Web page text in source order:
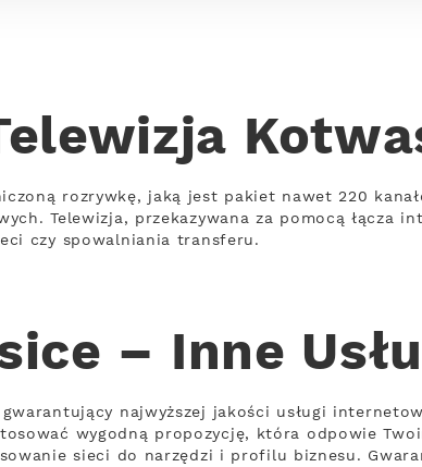
rozrywkę, jaką jest pakiet nawet 220
Telewizja, przekazywana za pomocą łącza
czy spowalniania transferu.
– Inne
najwyższej jakości usługi
wygodną propozycję, która odpowie
sieci do narzędzi i profilu biznesu.